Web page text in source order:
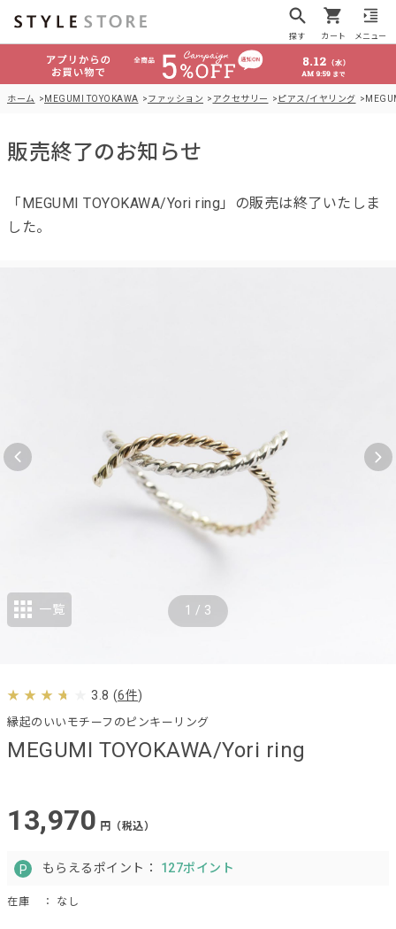
探す カート メニュー
ホーム MEGUMI TOYOKAWA ファッション アクセサリー ピアス/イヤリング
販売終了のお知らせ
「MEGUMI TOYOKAWA/Yori ring」の販売は終了いたしま
した。
MEGUMI TOYOKAWA/Yori ring
縁起のいいモチーフのピンキーリング
3.8 (6件)
13,970 円（税込）
もらえるポイント： 127ポイント
在庫 ： なし
1 / 3
一覧